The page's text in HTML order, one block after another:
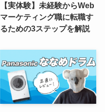
【実体験】未経験からWeb
マーケティング職に転職す
るための3ステップを解説